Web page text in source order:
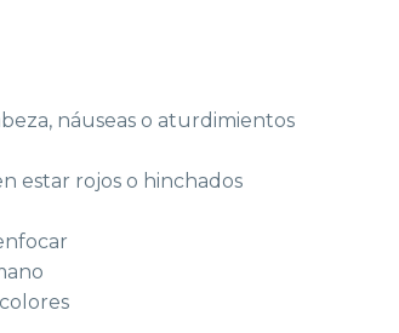
náuseas o aturdimientos
estar rojos o hinchados